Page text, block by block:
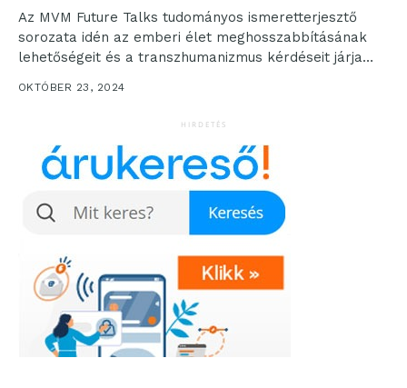
Az MVM Future Talks tudományos ismeretterjesztő
sorozata idén az emberi élet meghosszabbításának
lehetőségeit és a transzhumanizmus kérdéseit járja
körül. A sorozat csúcspontjaként október...
OKTÓBER 23, 2024
HIRDETÉS